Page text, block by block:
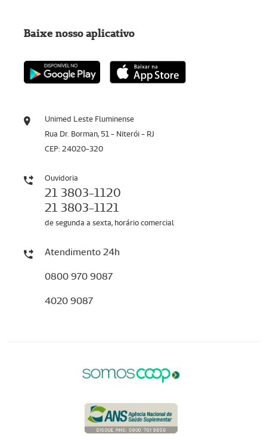
Unimed Leste Fluminense
Rua Dr. Borman, 51 - Niterói - RJ
CEP: 24020-320
Ouvidoria
21 3803-1120
21 3803-1121
de segunda a sexta, horário comercial
Atendimento 24h
0800 970 9087
4020 9087
Baixe nosso aplicativo